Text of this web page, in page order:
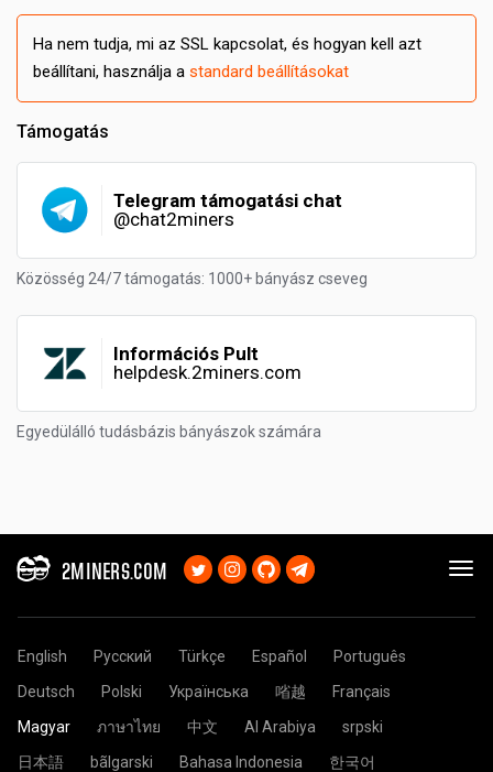
Ha nem tudja, mi az SSL kapcsolat, és hogyan kell azt
beállítani, használja a standard beállításokat
Támogatás
Telegram támogatási chat
@chat2miners
Közösség 24/7 támogatás: 1000+ bányász cseveg
Információs Pult
helpdesk.2miners.com
Egyedülálló tudásbázis bányászok számára
2MINERS.COM
English Русский Türkçe Español
Português
Deutsch
Polski Українська 㗂越
Français
Magyar
ภาษาไทย 中文 Al Arabiya
srpski
日本語
bãlgarski Bahasa Indonesia
한국어